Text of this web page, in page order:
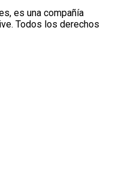
es una compañía
Todos los derechos